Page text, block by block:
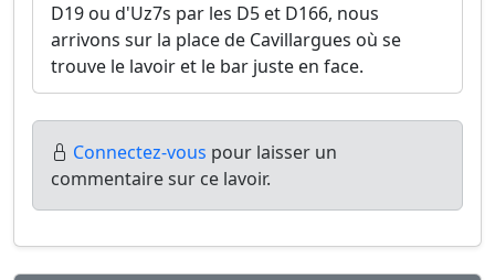
D19 ou d'Uz7s par les D5 et D166, nous
arrivons sur la place de Cavillargues où se
trouve le lavoir et le bar juste en face.
Connectez-vous pour laisser un
commentaire sur ce lavoir.